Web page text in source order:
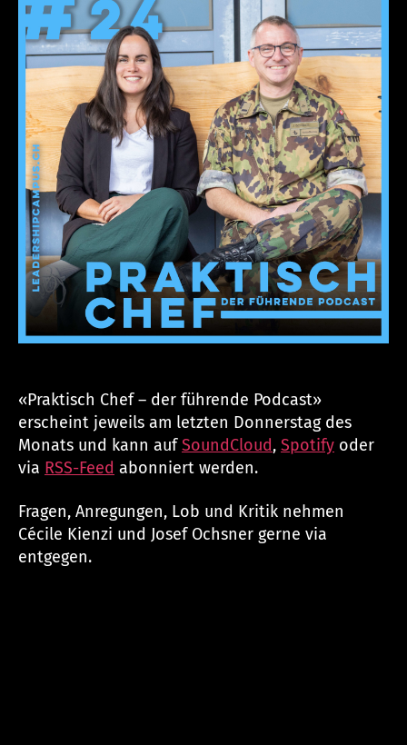
m
p
u
s.
c
h
«Praktisch Chef – der führende Podcast»
erscheint jeweils am letzten Donnerstag des
Monats und kann aufSoundCloud, Spotify oder
via RSS-Feed abonniert werden.
Fragen, Anregungen, Lob und Kritik nehmen
Cécile Kienzi und Josef Ochsner gerne via
entgegen.